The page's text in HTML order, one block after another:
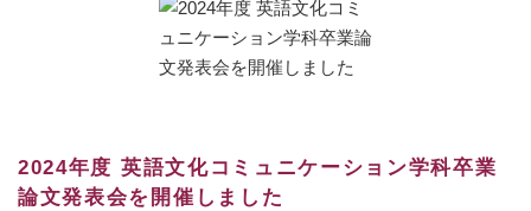
2024年度 英語文化コミュニケーション学科卒業
論文発表会を開催しました